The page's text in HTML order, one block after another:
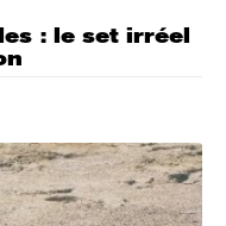
: le set irréel